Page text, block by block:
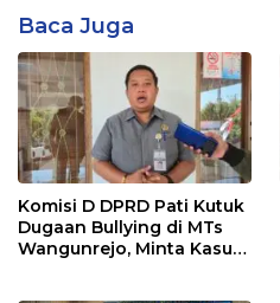
Baca Juga
Komisi D DPRD Pati Kutuk
Dugaan Bullying di MTs
Wangunrejo, Minta Kasus